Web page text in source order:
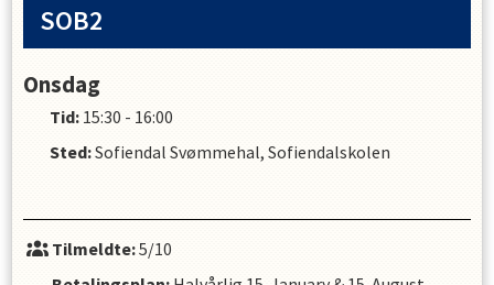
SOB2
Onsdag
Tid: 15:30 - 16:00
Sted:Sofiendal Svømmehal, Sofiendalskolen
Tilmeldte:5/10